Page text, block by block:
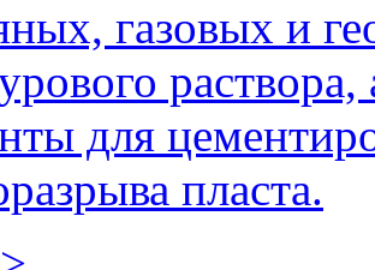
газовых и
для
пласта.